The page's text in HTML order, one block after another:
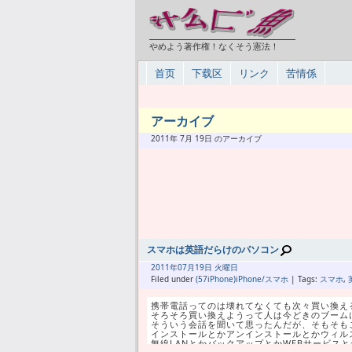
やめよう著作権！なくそう憲法！
首页 下载区 リンク 苦情係
アーカイブ
2011年 7月 19日 のアーカイブ
スマホは英語だらけのパソコン
2011年07月 19日 火曜日
Filed under (57iPhone)iPhone/スマホ | Tags: スマホ,
携帯電話ってのは壊れてなくても次々買い換え
そろそろ買い換えようって人は今どきのブー
そういう会話を聞いて思ったんだが、そもそも
インストールとかアンインストールとかウィ
無線LANとかバックアップとかWEBサービスと